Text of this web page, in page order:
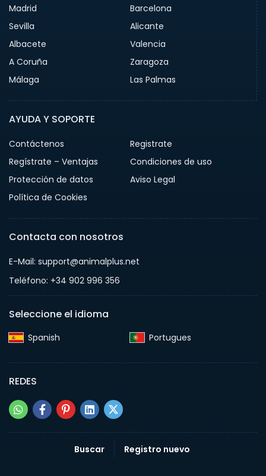
Madrid
Barcelona
Sevilla
Alicante
Albacete
Valencia
A Coruña
Zaragoza
Málaga
Las Palmas
AYUDA Y SOPORTE
Contáctenos
Registrate
Regístrate – Ventajas
Condiciones de uso
Protección de datos
Aviso Legal
Política de Cookies
Contacta con nosotros
E-Mail: support@animalplus.net
Teléfono: +34 902 996 356
Seleccione el idioma
Spanish‎ Portugues‎
REDES
Buscar Registro nuevo